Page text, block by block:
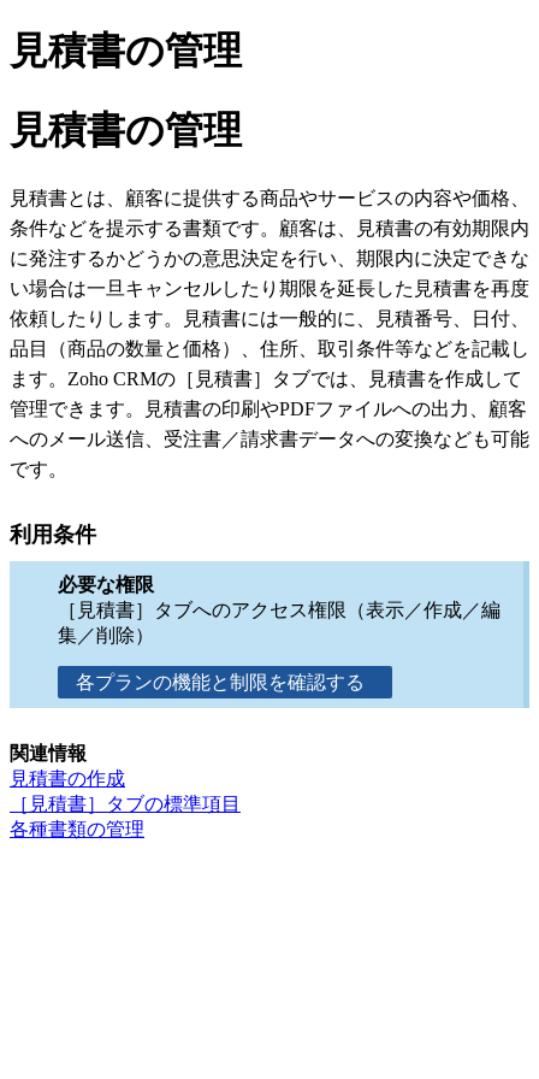
見積書の管理
見積書の管理
見積書とは、顧客に提供する商品やサービスの内容や価格、
条件などを提示する書類です。顧客は、見積書の有効期限内
に発注するかどうかの意思決定を行い、期限内に決定できな
い場合は一旦キャンセルしたり期限を延長した見積書を再度
依頼したりします。見積書には一般的に、見積番号、日付、
品目（商品の数量と価格）、住所、取引条件等などを記載し
ます。Zoho CRMの［見積書］タブでは、見積書を作成して
管理できます。見積書の印刷やPDFファイルへの出力、顧客
へのメール送信、受注書／請求書データへの変換なども可能
です。
利用条件
必要な権限
［見積書］タブへのアクセス権限（表示／作成／編
集／削除）
各プランの機能と制限を確認する
関連情報
見積書の作成
［見積書］タブの標準項目
各種書類の管理